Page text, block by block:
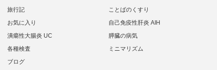
旅行記
ことばのくすり
お気に入り
自己免疫性肝炎 AIH
潰瘍性大腸炎 UC
膵臓の病気
各種検査
ミニマリズム
ブログ